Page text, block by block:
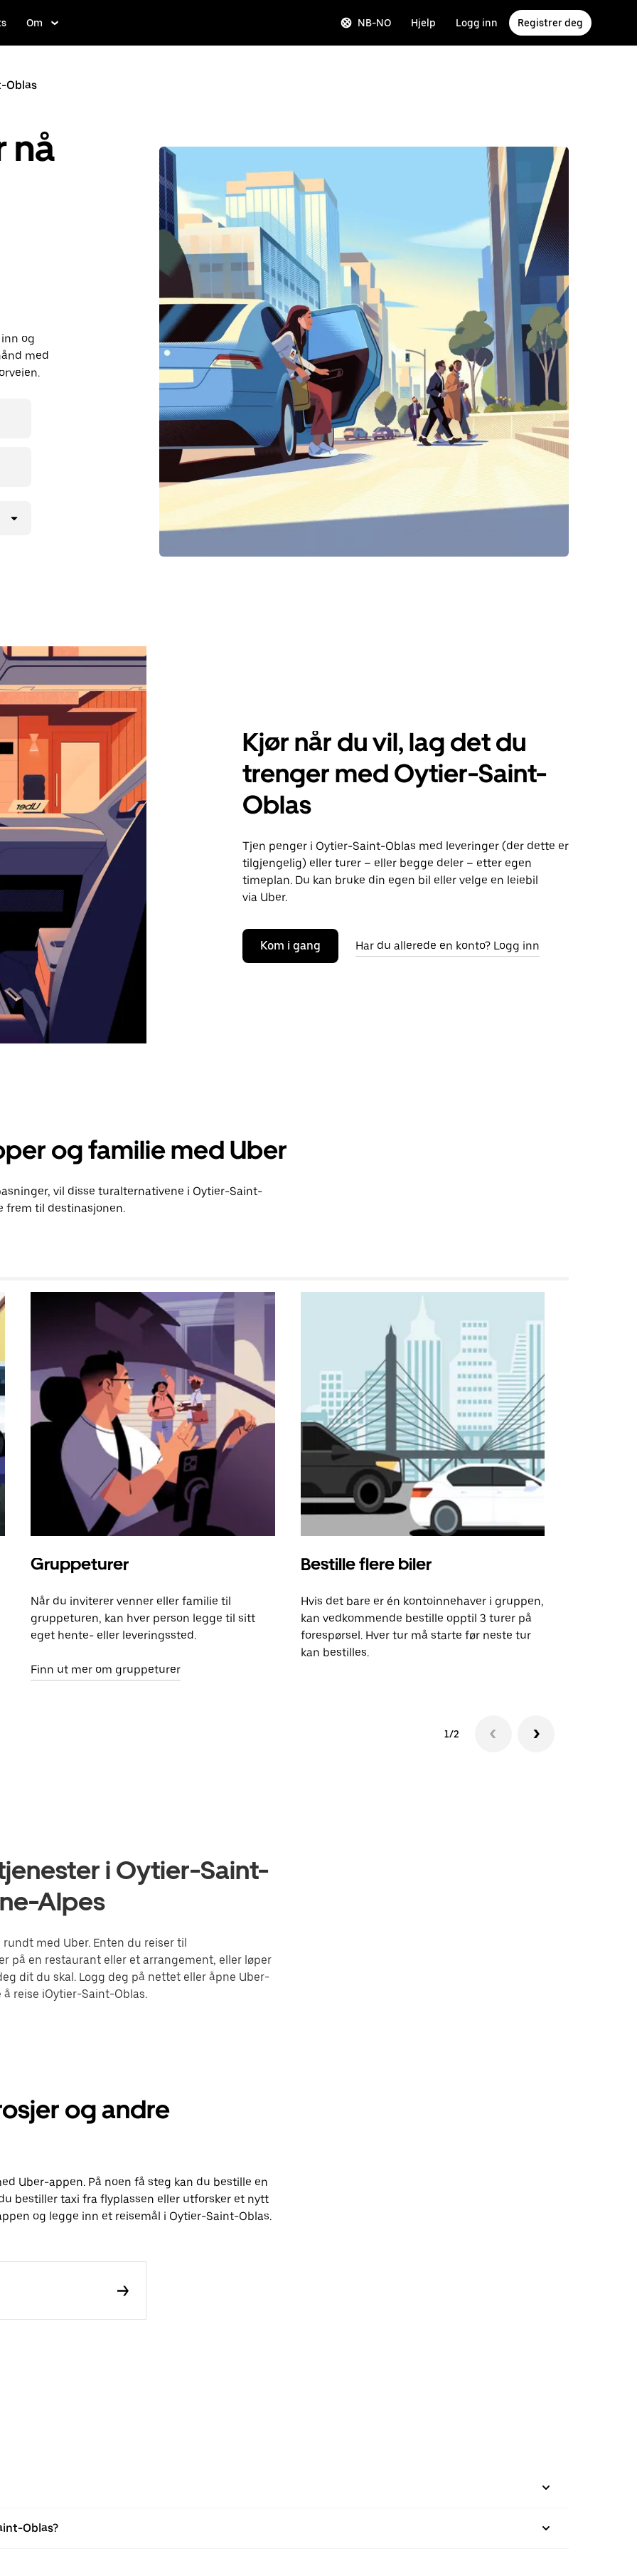
Om NB-NO Hjelp Logg inn Registrer deg
Oblas
nå
og
med
Kjør når du vil, lag det du
trenger med Oytier-Saint-
Oblas
Tjen penger i Oytier-Saint-Oblas med leveringer (der dette er
tilgjengelig) eller turer – eller begge deler – etter egen
timeplan. Du kan bruke din egen bil eller velge en leiebil
via Uber.
Kom i gang Har du allerede en konto? Logg inn
og familie med Uber
vil disse turalternativene i Oytier-Saint-
frem til destinasjonen.
Gruppeturer
Når du inviterer venner eller familie til
gruppeturen, kan hver person legge til sitt
eget hente- eller leveringssted.
Finn ut mer om gruppeturer
Bestille flere biler
Hvis det bare er én kontoinnehaver i gruppen,
kan vedkommende bestille opptil 3 turer på
forespørsel. Hver tur må starte før neste tur
kan bestilles.
1/2
i Oytier-Saint-
Alpes
med Uber. Enten du reiser til
på en restaurant eller et arrangement, eller løper
dit du skal. Logg deg på nettet eller åpne Uber-
reise iOytier-Saint-Oblas.
og andre
Uber-appen. På noen få steg kan du bestille en
bestiller taxi fra flyplassen eller utforsker et nytt
og legge inn et reisemål i Oytier-Saint-Oblas.
Oblas?